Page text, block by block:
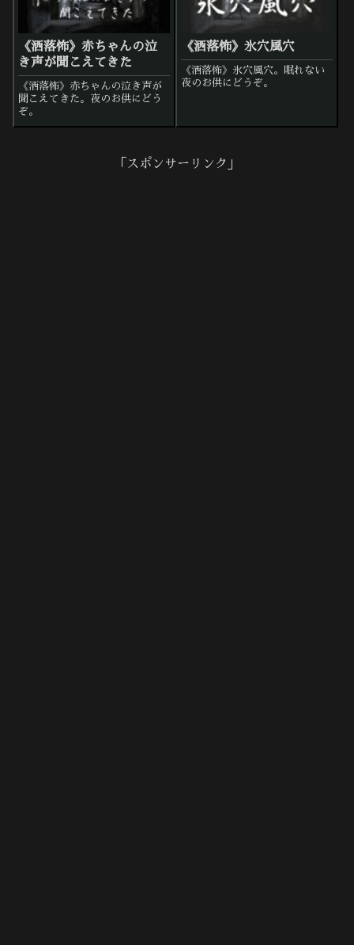
《洒落怖》赤ちゃんの泣
き声が聞こえてきた
《洒落怖》赤ちゃんの泣き声が
聞こえてきた。夜のお供にどう
ぞ。
《洒落怖》氷穴風穴
《洒落怖》氷穴風穴。眠れない
夜のお供にどうぞ。
「スポンサーリンク」